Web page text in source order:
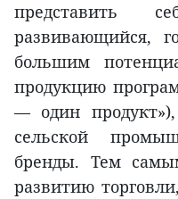
представить
развивающийся,
большим
продукцию
— один
сельской
бренды. Тем
развитию